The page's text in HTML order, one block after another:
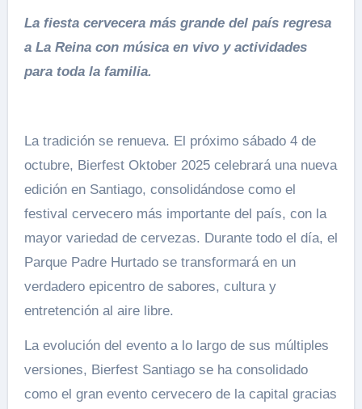
La fiesta cervecera más grande del país regresa
a La Reina con música en vivo y actividades
para toda la familia.
La tradición se renueva. El próximo sábado 4 de
octubre, Bierfest Oktober 2025 celebrará una nueva
edición en Santiago, consolidándose como el
festival cervecero más importante del país, con la
mayor variedad de cervezas. Durante todo el día, el
Parque Padre Hurtado se transformará en un
verdadero epicentro de sabores, cultura y
entretención al aire libre.
La evolución del evento a lo largo de sus múltiples
versiones, Bierfest Santiago se ha consolidado
como el gran evento cervecero de la capital gracias